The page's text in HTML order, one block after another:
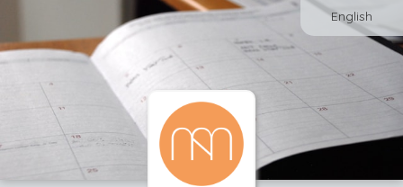
English